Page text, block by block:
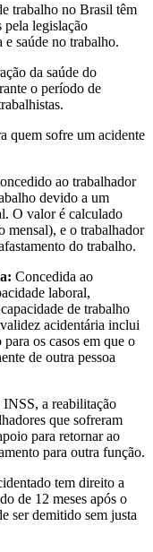
trabalho no Brasil têm
pela legislação
e saúde no trabalho.
da saúde do
o período de
quem sofre um acidente
ao trabalhador
devido a um
O valor é calculado
mensal), e o trabalhador
do trabalho.
Concedida ao
laboral,
de trabalho
acidentária inclui
os casos em que o
de outra pessoa
a reabilitação
que sofreram
para retornar ao
para outra função.
tem direito a
de 12 meses após o
ser demitido sem justa